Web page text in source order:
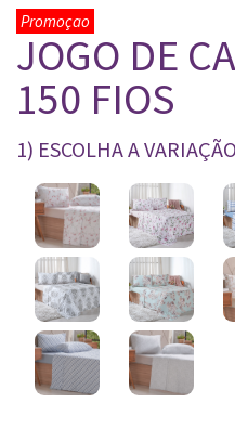
Promoçao
JOGO DE
150 FIOS
1) ESCOLHA A